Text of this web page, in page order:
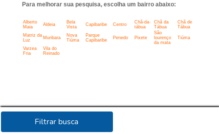
Filtrar busca
Para melhorar sua pesquisa, escolha um bairro abaixo:
Alberto
Maia
Aldeia
Bela
Vista
Capibaribe Centro
Chã-da-
tábua
Chã da
Tábua
Chã de
Tábua
Matriz da
Luz
Muribara
Nova
Tiúma
Parque
Capibaribe
Penedo Pixete
São
lourenço
da mata
Tiúma
Varzea
Fria
Vila do
Reinado